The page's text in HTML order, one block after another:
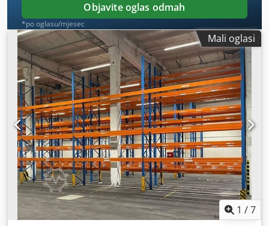
Objavite oglas odmah
*po oglasu/mjesec
Mali oglasi
1 /7